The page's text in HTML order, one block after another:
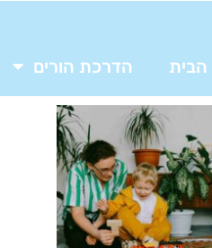
הדרכת הורים